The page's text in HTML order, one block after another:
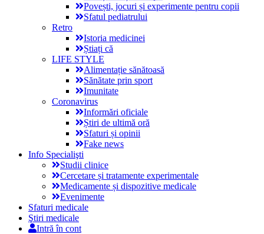
Povești, jocuri și experimente pentru copii
Sfatul pediatrului
Retro
Istoria medicinei
Știați că
LIFE STYLE
Alimentație sănătoasă
Sănătate prin sport
Imunitate
Coronavirus
Informări oficiale
Știri de ultimă oră
Sfaturi și opinii
Fake news
Info Specialişti
Studii clinice
Cercetare și tratamente experimentale
Medicamente și dispozitive medicale
Evenimente
Sfaturi medicale
Ştiri medicale
Intră în cont